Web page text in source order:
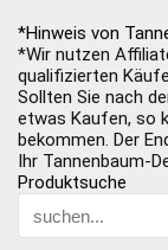
*Hinweis von
*Wir nutzen
qualifizierten
Sollten Sie nach
etwas Kaufen, so
bekommen. Der
Ihr Tannenbaum-
Produktsuche